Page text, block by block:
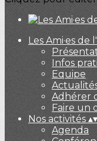
Les Ami·es de
Infos
Equipe
Adhérer
Faire un
Nos activités ▴▾
Agenda